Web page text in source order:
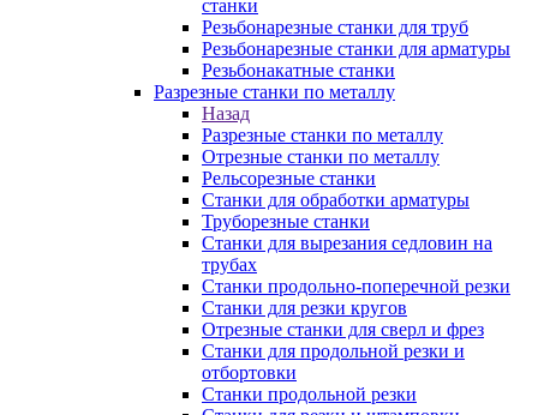
станки
Резьбонарезные станки для труб
Резьбонарезные станки для арматуры
Резьбонакатные станки
Разрезные станки по металлу
Назад
Разрезные станки по металлу
Отрезные станки по металлу
Рельсорезные станки
Станки для обработки арматуры
Труборезные станки
Станки для вырезания седловин на
трубаx
Станки продольно-поперечной резки
Станки для резки кругов
Отрезные станки для сверл и фрез
Станки для продольной резки и
отбортовки
Станки продольной резки